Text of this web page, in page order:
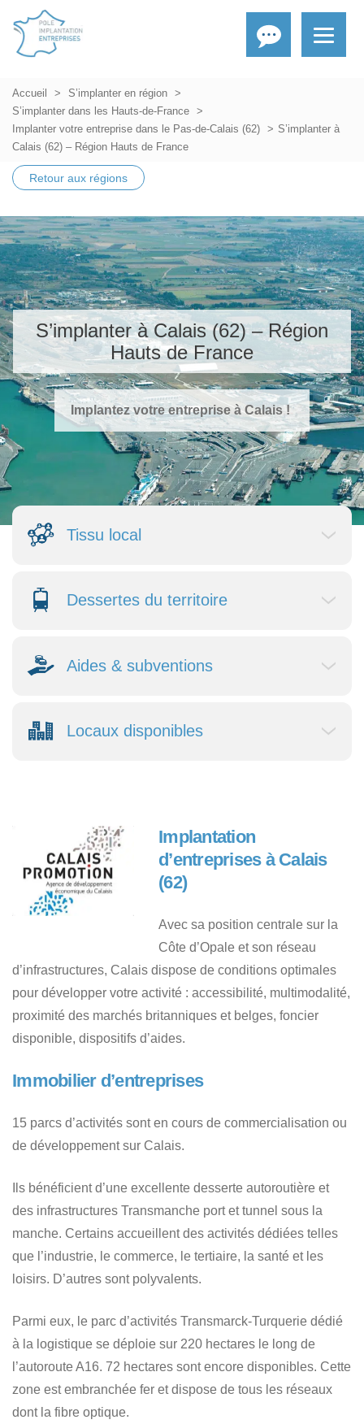
Accueil
S’implanter en région
S’implanter dans les Hauts-de-France
Implanter votre entreprise dans le Pas-de-Calais (62)
S’implanter à
Calais (62) – Région Hauts de France
Retour aux régions
S’implanter à Calais (62) – Région
Hauts de France
Implantez votre entreprise à Calais !
Tissu local
Dessertes du territoire
Aides & subventions
Locaux disponibles
Implantation
d’entreprises à Calais
(62)
Avec sa position centrale sur la
Côte d’Opale et son réseau
d’infrastructures, Calais dispose de conditions optimales
pour développer votre activité : accessibilité, multimodalité,
proximité des marchés britanniques et belges, foncier
disponible, dispositifs d’aides.
Immobilier d’entreprises
15 parcs d’activités sont en cours de commercialisation ou
de développement sur Calais.
Ils bénéficient d’une excellente desserte autoroutière et
des infrastructures Transmanche port et tunnel sous la
manche. Certains accueillent des activités dédiées telles
que l’industrie, le commerce, le tertiaire, la santé et les
loisirs. D’autres sont polyvalents.
Parmi eux, le parc d’activités Transmarck-Turquerie dédié
à la logistique se déploie sur 220 hectares le long de
l’autoroute A16. 72 hectares sont encore disponibles. Cette
zone est embranchée fer et dispose de tous les réseaux
dont la fibre optique.